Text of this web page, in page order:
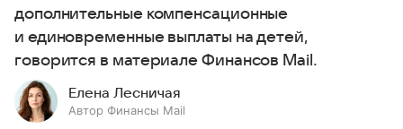
дополнительные компенсационные
и единовременные выплаты на детей,
говорится в материале Финансов Mail.
Елена Лесничая
Автор Финансы Mail